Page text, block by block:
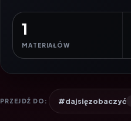
1
MATERIAŁÓW
PRZEJDŹ DO: #dajsięzobaczyć